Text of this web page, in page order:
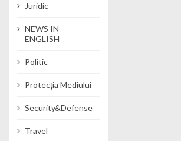
Juridic
NEWS IN
ENGLISH
Politic
Protecția Mediului
Security&Defense
Travel